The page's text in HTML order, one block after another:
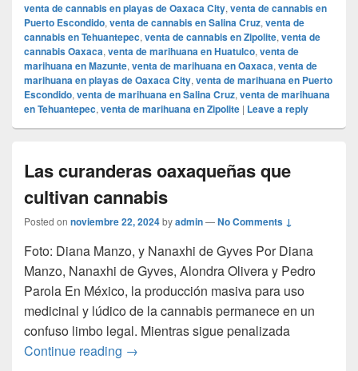
venta de cannabis en playas de Oaxaca City, venta de cannabis en
Puerto Escondido, venta de cannabis en Salina Cruz, venta de
cannabis en Tehuantepec, venta de cannabis en Zipolite, venta de
cannabis Oaxaca, venta de marihuana en Huatulco, venta de
marihuana en Mazunte, venta de marihuana en Oaxaca, venta de
marihuana en playas de Oaxaca City, venta de marihuana en Puerto
Escondido, venta de marihuana en Salina Cruz, venta de marihuana
en Tehuantepec, venta de marihuana en Zipolite | Leave a reply
Las curanderas oaxaqueñas que
cultivan cannabis
Posted on noviembre 22, 2024byadmin—No Comments ↓
Foto: Diana Manzo, y Nanaxhi de Gyves Por Diana
Manzo, Nanaxhi de Gyves, Alondra Olivera y Pedro
Parola En México, la producción masiva para uso
medicinal y lúdico de la cannabis permanece en un
confuso limbo legal. Mientras sigue penalizada
Continue reading Las curanderas oaxaqueñas que
→